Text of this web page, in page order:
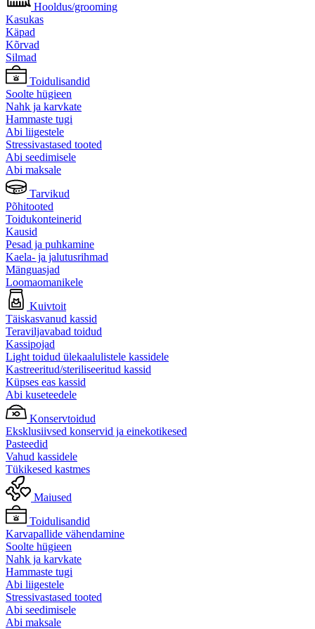
Hooldus/grooming
Kasukas
Käpad
Kõrvad
Silmad
Toidulisandid
Soolte hügieen
Nahk ja karvkate
Hammaste tugi
Abi liigestele
Stressivastased tooted
Abi seedimisele
Abi maksale
Tarvikud
Põhitooted
Toidukonteinerid
Kausid
Pesad ja puhkamine
Kaela- ja jalutusrihmad
Mänguasjad
Loomaomanikele
Kuivtoit
Täiskasvanud kassid
Teraviljavabad toidud
Kassipojad
Light toidud ülekaalulistele kassidele
Kastreeritud/steriliseeritud kassid
Küpses eas kassid
Abi kuseteedele
Konservtoidud
Eksklusiivsed konservid ja einekotikesed
Pasteedid
Vahud kassidele
Tükikesed kastmes
Maiused
Toidulisandid
Karvapallide vähendamine
Soolte hügieen
Nahk ja karvkate
Hammaste tugi
Abi liigestele
Stressivastased tooted
Abi seedimisele
Abi maksale